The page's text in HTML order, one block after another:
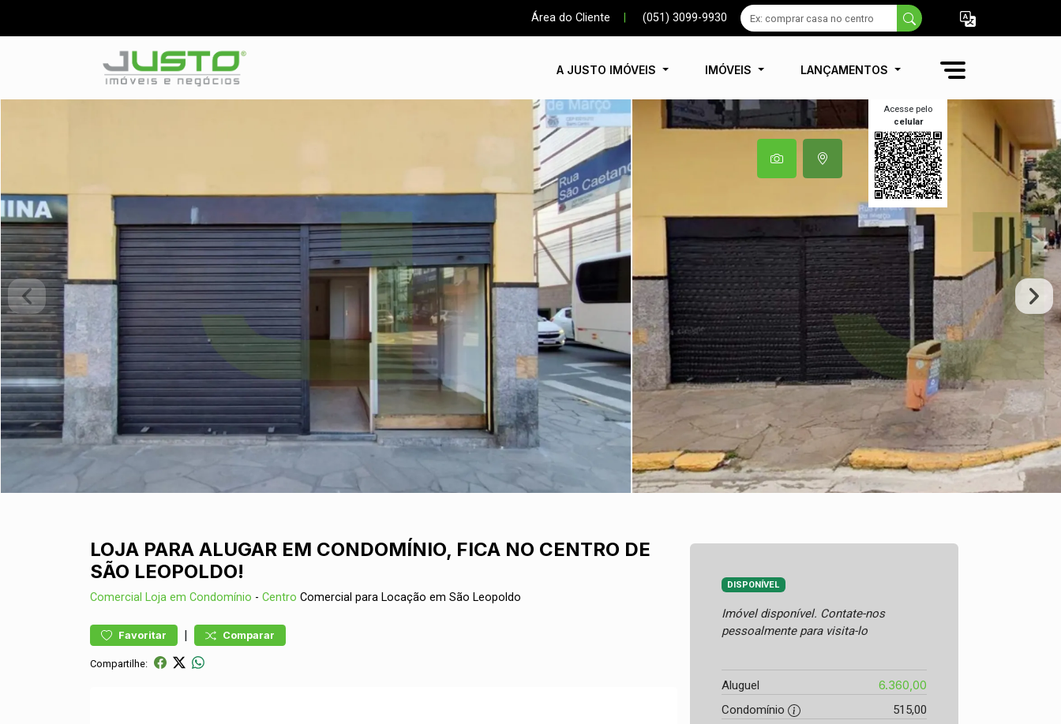
Área do Cliente (051) 3099-9930
A JUSTO IMÓVEIS IMÓVEIS LANÇAMENTOS
Acesse pelo
celular
LOJA PARA ALUGAR EM CONDOMÍNIO, FICA NO CENTRO DE
SÃO LEOPOLDO!
Comercial Loja em Condomínio - Centro Comercial para Locação em São Leopoldo
Favoritar | Comparar
Compartilhe:
DISPONÍVEL
Imóvel disponível. Contate-nos
pessoalmente para visita-lo
Aluguel 6.360,00
Condomínio
515,00